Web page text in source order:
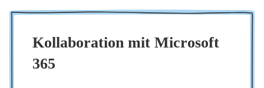
Kol­la­bo­ra­ti­on mit Micro­soft
365